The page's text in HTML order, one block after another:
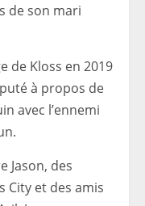
de son mari
de Kloss en 2019
à propos de
avec l’ennemi
Jason, des
City et des amis